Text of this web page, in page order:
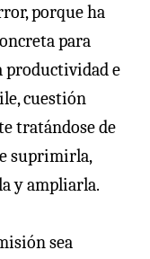
porque ha
para
productividad e
cuestión
tratándose de
suprimirla,
y ampliarla.
sea